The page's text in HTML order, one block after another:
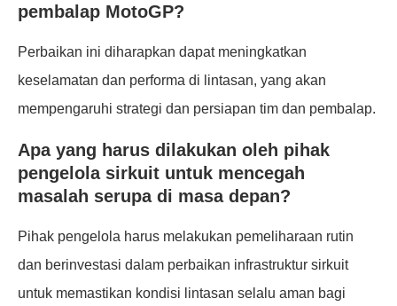
pembalap MotoGP?
Perbaikan ini diharapkan dapat meningkatkan
keselamatan dan performa di lintasan, yang akan
mempengaruhi strategi dan persiapan tim dan pembalap.
Apa yang harus dilakukan oleh pihak
pengelola sirkuit untuk mencegah
masalah serupa di masa depan?
Pihak pengelola harus melakukan pemeliharaan rutin
dan berinvestasi dalam perbaikan infrastruktur sirkuit
untuk memastikan kondisi lintasan selalu aman bagi